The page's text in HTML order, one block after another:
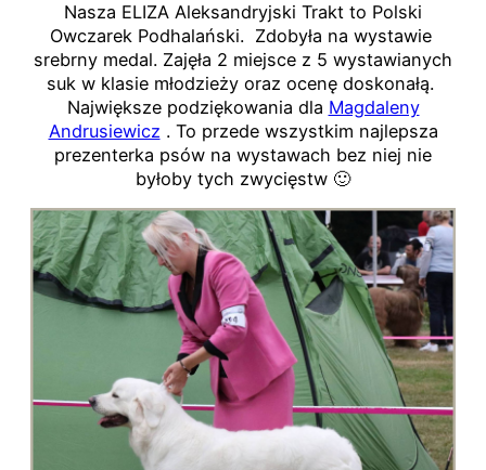
Nasza ELIZA Aleksandryjski Trakt to Polski
Owczarek Podhalański. Zdobyła na wystawie
srebrny medal. Zajęła 2 miejsce z 5 wystawianych
suk w klasie młodzieży oraz ocenę doskonałą.
Największe podziękowania dla Magdaleny
Andrusiewicz . To przede wszystkim najlepsza
prezenterka psów na wystawach bez niej nie
byłoby tych zwycięstw 🙂